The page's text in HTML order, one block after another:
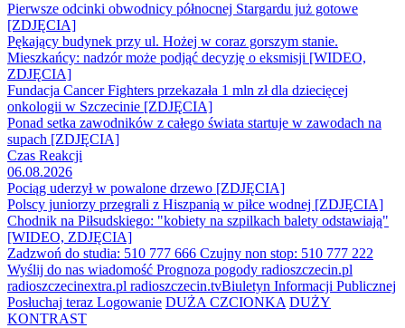
Pierwsze odcinki obwodnicy północnej Stargardu już gotowe
[ZDJĘCIA]
Pękający budynek przy ul. Hożej w coraz gorszym stanie.
Mieszkańcy: nadzór może podjąć decyzję o eksmisji [WIDEO,
ZDJĘCIA]
Fundacja Cancer Fighters przekazała 1 mln zł dla dziecięcej
onkologii w Szczecinie [ZDJĘCIA]
Ponad setka zawodników z całego świata startuje w zawodach na
supach [ZDJĘCIA]
Czas Reakcji
06.08.2026
Pociąg uderzył w powalone drzewo [ZDJĘCIA]
Polscy juniorzy przegrali z Hiszpanią w piłce wodnej [ZDJĘCIA]
Chodnik na Piłsudskiego: "kobiety na szpilkach balety odstawiają"
[WIDEO, ZDJĘCIA]
Zadzwoń do studia: 510 777 666 Czujny non stop: 510 777 222
Wyślij do nas wiadomość Prognoza pogody radioszczecin.pl
radioszczecinextra.pl radioszczecin.tvBiuletyn Informacji Publicznej
Posłuchaj teraz Logowanie DUŻA CZCIONKA DUŻY
KONTRAST